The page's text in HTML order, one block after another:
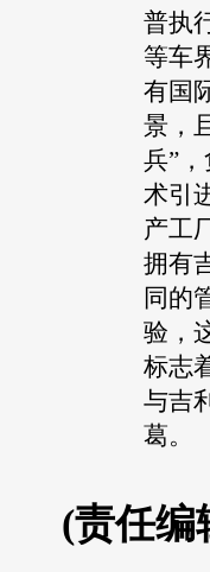
普执
等车
有国
景，
兵”
术引
产工
拥有
同的
验，
标志
与吉
葛。
(责任编